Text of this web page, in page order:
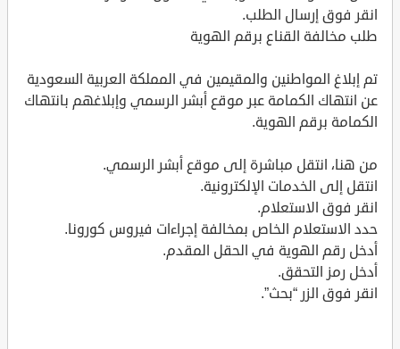
انقر فوق إرسال الطلب.
طلب مخالفة القناع برقم الهوية
تم إبلاغ المواطنين والمقيمين في المملكة العربية السعودية
عن انتهاك الكمامة عبر موقع أبشر الرسمي وإبلاغهم بانتهاك
الكمامة برقم الهوية.
من هنا، انتقل مباشرة إلى موقع أبشر الرسمي.
انتقل إلى الخدمات الإلكترونية.
انقر فوق الاستعلام.
حدد الاستعلام الخاص بمخالفة إجراءات فيروس كورونا.
أدخل رقم الهوية في الحقل المقدم.
أدخل رمز التحقق.
انقر فوق الزر “بحث”.